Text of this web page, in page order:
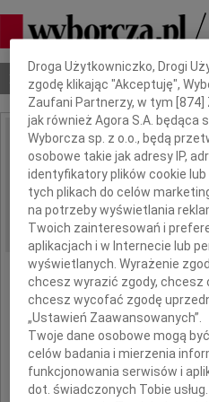
Nekrologi Odeszli Poradnik
IMIĘ I NAZWISKO:
REGION: Lublin
DATA EMISJI: 10.12.2021
Dbamy o Twoją prywatność
Droga Użytkowniczko, Drogi
zgodę klikając "Akceptuję",
Zaufani Partnerzy, w tym [874
jak również Agora S.A. będąca
Wyborcza sp. z o.o., będą
osobowe takie jak adresy IP,
identyfikatory plików cookie
tych plikach do celów
na potrzeby wyświetlania
Twoich zainteresowań i
aplikacjach i w Internecie lub
wyświetlanych. Wyrażenie
chcesz wyrazić zgody, chcesz
chcesz wycofać zgodę
„Ustawień Zaawansowanych”.
Twoje dane osobowe mogą
celów badania i mierzenia
funkcjonowania serwisów i
dot. świadczonych Tobie